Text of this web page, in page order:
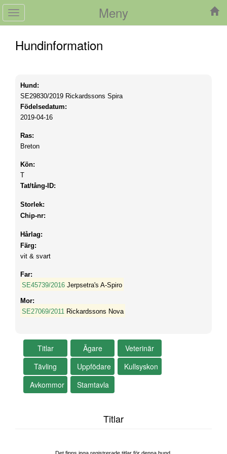
Meny
Toggle
navigation
Hundinformation
Hund:
SE29830/2019 Rickardssons Spira
Födelsedatum:
2019-04-16
Ras:
Breton
Kön:
T
Tat/tång-ID:
Storlek:
Chip-nr:
Hårlag:
Färg:
vit & svart
Far:
SE45739/2016 Jerpsetra's A-Spiro
Mor:
SE27069/2011 Rickardssons Nova
Titlar